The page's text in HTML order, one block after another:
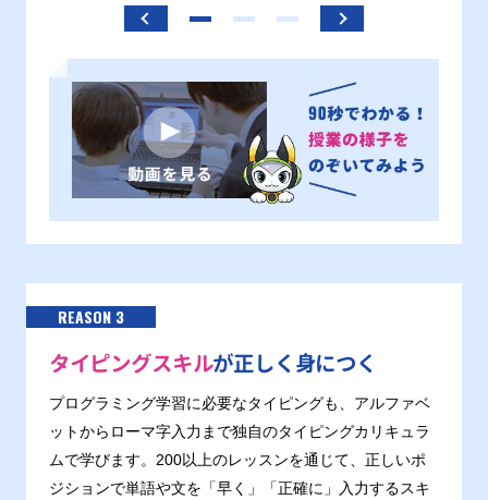
REASON 3
タイピングスキルが正しく身につく
プログラミング学習に必要なタイピングも、アルファベ
ットからローマ字入力まで独自のタイピングカリキュラ
ムで学びます。200以上のレッスンを通じて、正しいポ
ジションで単語や文を「早く」「正確に」入力するスキ